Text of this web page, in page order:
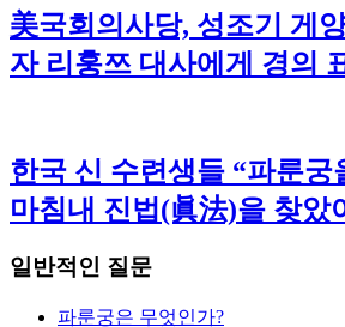
美국회의사당, 성조기 게
자 리훙쯔 대사에게 경의
한국 신 수련생들 “파룬
마침내 진법(眞法)을 찾았
일반적인 질문
파룬궁은 무엇인가?